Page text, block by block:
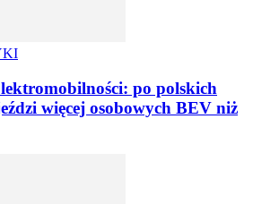
po polskich
więcej osobowych BEV niż